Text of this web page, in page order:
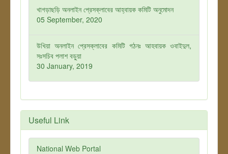
খাগড়াছড়ি অনলাইন প্রেসক্লাবের আহ্বায়ক কমিটি অনুমোদন
05 September, 2020
উখিয়া অনলাইন প্রেসক্লাবের কমিটি গঠনঃ আহবায়ক ওবাইদুল,
সঃসচিব পলাশ বড়ুয়া
30 January, 2019
Useful Link
National Web Portal